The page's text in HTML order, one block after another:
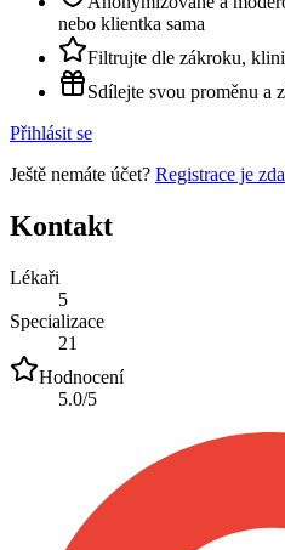
nebo klientka sama
Filtrujte dle zákroku,
Sdílejte svou proměnu a
Přihlásit se
Ještě nemáte účet? Registrace je
Kontakt
Lékaři
5
Specializace
21
Hodnocení
5.0/5